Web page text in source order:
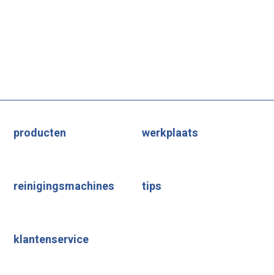
producten werkplaats
reinigingsmachines tips
klantenservice